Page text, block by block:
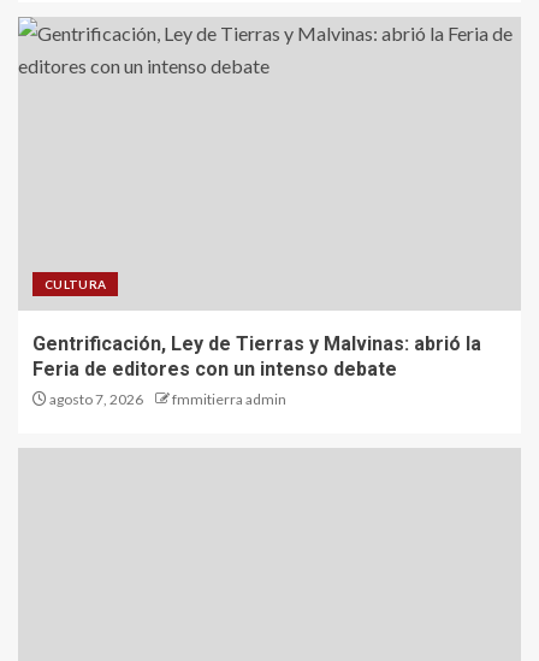
CULTURA
Gentrificación, Ley de Tierras y Malvinas: abrió la
Feria de editores con un intenso debate
agosto 7, 2026 fmmitierra admin